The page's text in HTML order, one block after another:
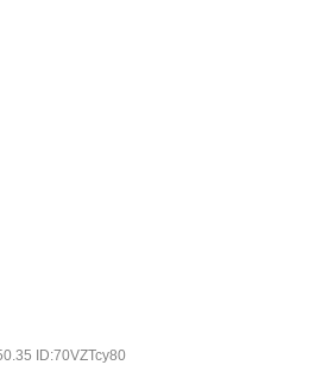
ID:70VZTcy80